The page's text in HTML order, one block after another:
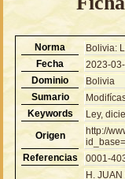
Norma
Bolivia:
Fecha
2023-
Dominio
Bolivia
Sumario
Keywords
Ley,
Origen
http://
Referencias
0001-
H.